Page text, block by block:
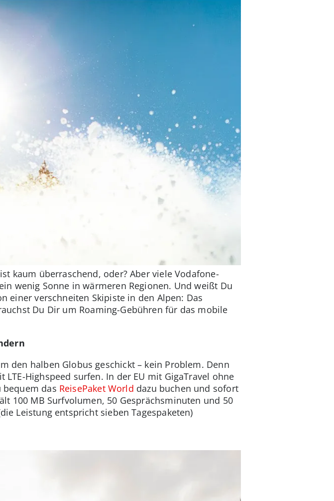
kaum überraschend, oder? Aber viele Vodafone-
wenig Sonne in wärmeren Regionen. Und weißt Du
einer verschneiten Skipiste in den Alpen: Das
Du Dir um Roaming-Gebühren für das mobile
den halben Globus geschickt – kein Problem. Denn
Highspeed surfen. In der EU mit GigaTravel ohne
bequem das ReisePaket World dazu buchen und sofort
100 MB Surfvolumen, 50 Gesprächsminuten und 50
Leistung entspricht sieben Tagespaketen)